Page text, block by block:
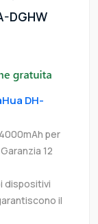
DGHW
DH-
per
12
dispositivi
il